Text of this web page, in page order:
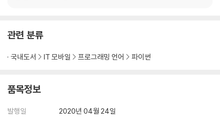
___2.3.3 과적합 해결 기법
___2.4.1 순환 신경망
___2.4.3 합성곱 신경망
2.5 딥러닝 적용 사례
___2.5.1 기계 번역
관련 분류
국내도서 IT 모바일 프로그래밍 언어 파이썬
품목정보
발행일
2020년 04월 24일